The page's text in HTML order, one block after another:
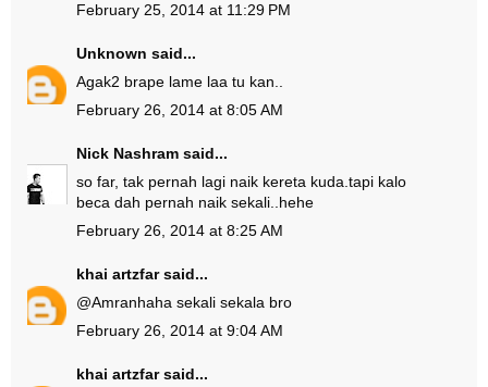
February 25, 2014 at 11:29 PM
Unknown said...
Agak2 brape lame laa tu kan..
February 26, 2014 at 8:05 AM
Nick Nashram said...
so far, tak pernah lagi naik kereta kuda.tapi kalo
beca dah pernah naik sekali..hehe
February 26, 2014 at 8:25 AM
khai artzfarsaid...
@Amranhaha sekali sekala bro
February 26, 2014 at 9:04 AM
khai artzfarsaid...